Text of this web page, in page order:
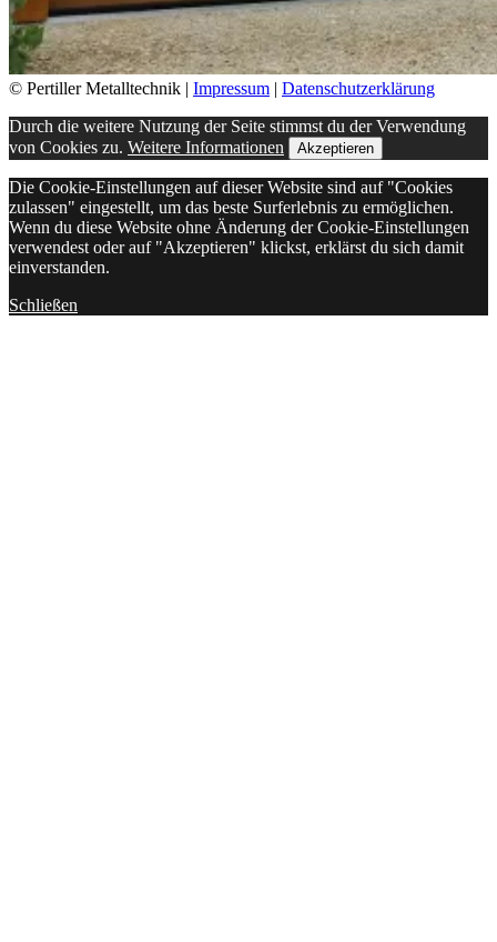
© Pertiller Metalltechnik | Impressum | Datenschutzerklärung
Durch die weitere Nutzung der Seite stimmst du der Verwendung
von Cookies zu. Weitere Informationen Akzeptieren
Die Cookie-Einstellungen auf dieser Website sind auf "Cookies
zulassen" eingestellt, um das beste Surferlebnis zu ermöglichen.
Wenn du diese Website ohne Änderung der Cookie-Einstellungen
verwendest oder auf "Akzeptieren" klickst, erklärst du sich damit
einverstanden.
Schließen